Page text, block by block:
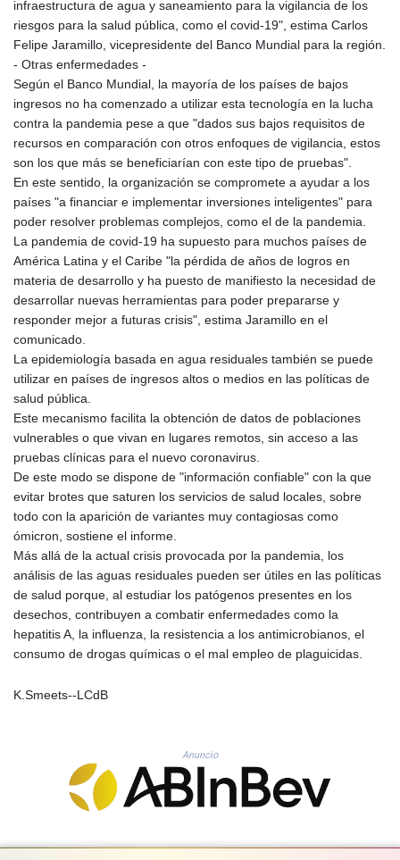
JPY 182.445186
KES 149.158147
KGS 101.104505
KMF 492.514185
KRW 1627.712241
KWD 0.356853
KYD 0.960588
KZT 540.233287
LAK 26025.676609
LBP
103223.017367
LKR 386.635196
LRD 208.057415
LSL 18.726567
LTL 3.413768
LVL 0.699335
MAD 10.743067
MDL 20.044751
MKD 61.524236
MMK 2427.596601
MNT 4159.0218
MOP 9.314584
MRU 46.338424
MUR 54.419742
MWK 1998.775164
MXN 19.811945
MYR 4.728715
MZN 73.882892
NAD 18.726567
NGN 1577.963717
OMR 0.442445
PAB 1.152686
PEN 3.903651
infraestructura de agua y saneamiento para la vigilancia de los
riesgos para la salud pública, como el covid-19", estima Carlos
Felipe Jaramillo, vicepresidente del Banco Mundial para la región.
- Otras enfermedades -
Según el Banco Mundial, la mayoría de los países de bajos
ingresos no ha comenzado a utilizar esta tecnología en la lucha
contra la pandemia pese a que "dados sus bajos requisitos de
recursos en comparación con otros enfoques de vigilancia, estos
son los que más se beneficiarían con este tipo de pruebas".
En este sentido, la organización se compromete a ayudar a los
países "a financiar e implementar inversiones inteligentes" para
poder resolver problemas complejos, como el de la pandemia.
La pandemia de covid-19 ha supuesto para muchos países de
América Latina y el Caribe "la pérdida de años de logros en
materia de desarrollo y ha puesto de manifiesto la necesidad de
desarrollar nuevas herramientas para poder prepararse y
responder mejor a futuras crisis", estima Jaramillo en el
comunicado.
La epidemiología basada en agua residuales también se puede
utilizar en países de ingresos altos o medios en las políticas de
salud pública.
Este mecanismo facilita la obtención de datos de poblaciones
vulnerables o que vivan en lugares remotos, sin acceso a las
pruebas clínicas para el nuevo coronavirus.
De este modo se dispone de "información confiable" con la que
evitar brotes que saturen los servicios de salud locales, sobre
todo con la aparición de variantes muy contagiosas como
ómicron, sostiene el informe.
Más allá de la actual crisis provocada por la pandemia, los
análisis de las aguas residuales pueden ser útiles en las políticas
de salud porque, al estudiar los patógenos presentes en los
desechos, contribuyen a combatir enfermedades como la
hepatitis A, la influenza, la resistencia a los antimicrobianos, el
consumo de drogas químicas o el mal empleo de plaguicidas.
K.Smeets--LCdB
Anuncio